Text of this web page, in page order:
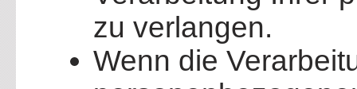
zu verlangen.
Wenn die